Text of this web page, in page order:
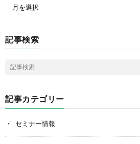
記事検索
記事カテゴリー
セミナー情報